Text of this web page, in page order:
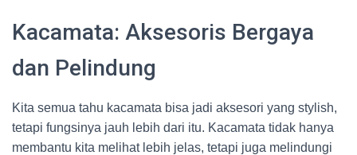
Kacamata: Aksesoris Bergaya
dan Pelindung
Kita semua tahu kacamata bisa jadi aksesori yang stylish,
tetapi fungsinya jauh lebih dari itu. Kacamata tidak hanya
membantu kita melihat lebih jelas, tetapi juga melindungi